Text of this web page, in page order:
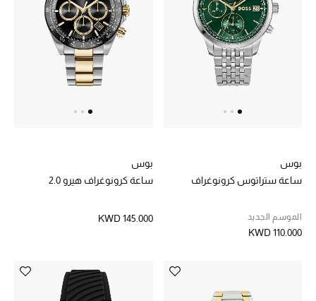
بوس
ساعة ستراتوس كرونوغراف
الموسم الجديد
KWD 110.000
بوس
ساعة كرونوغراف هيرو 2.0
KWD 145.000